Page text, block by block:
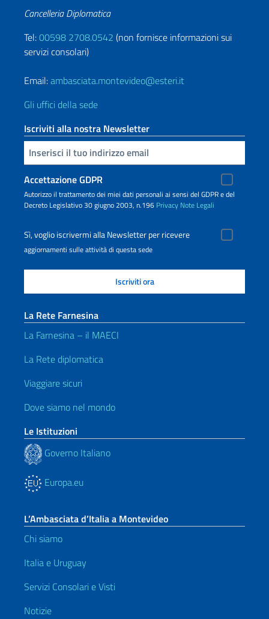
Cancelleria Diplomatica
Tel:00598 2708.0542 (non fornisce informazioni sui
servizi consolari)
Email:ambasciata.montevideo@esteri.it
Gli uffici della sede
Iscriviti alla nostra Newsletter
Inserisci la tua email
Accettazione GDPR
Autorizzo il trattamento dei miei dati personali ai sensi del GDPR e del
Decreto Legislativo 30 giugno 2003, n.196 Privacy Note Legali
Sì, voglio iscrivermi alla Newsletter per ricevere
aggiornamenti sulle attività di questa sede
La Rete Farnesina
La Farnesina – il MAECI
La Rete diplomatica
Viaggiare sicuri
Dove siamo nel mondo
Le Istituzioni
Governo Italiano
Europa.eu
L’Ambasciata d’Italia a Montevideo
Chi siamo
Italia e Uruguay
Servizi Consolari e Visti
Notizie